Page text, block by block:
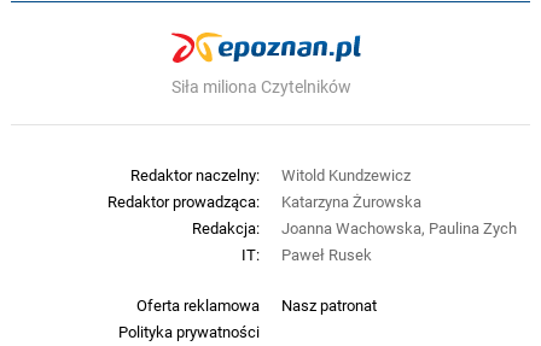
Siła miliona Czytelników
Oferta reklamowa
Nasz patronat
Polityka prywatności
Redaktor naczelny:
Witold Kundzewicz
Redaktor prowadząca:
Katarzyna Żurowska
Redakcja:
Joanna Wachowska, Paulina Zych
IT:
Paweł Rusek